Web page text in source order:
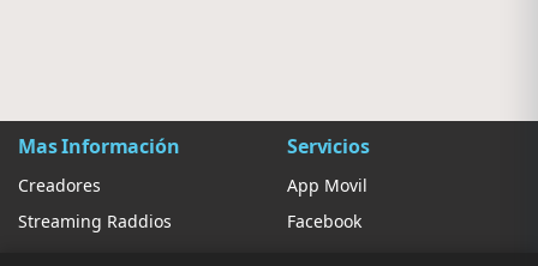
Mas Información
Creadores
Streaming Raddios
Servicios
App Movil
Facebook